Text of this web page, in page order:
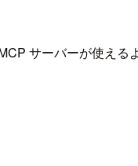
サーバーが使える